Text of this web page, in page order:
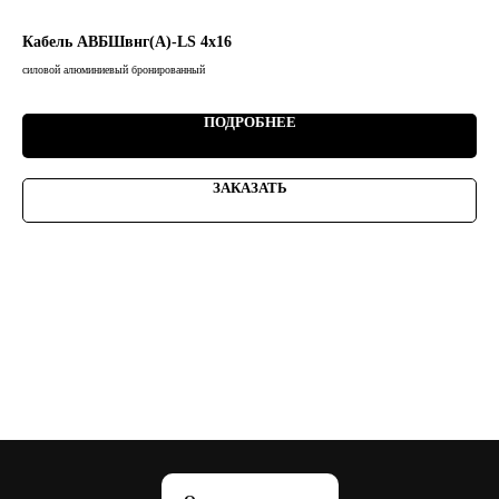
Кабель АВБШвнг(А)-LS 4х16
силовой алюминиевый бронированный
ПОДРОБНЕЕ
ЗАКАЗАТЬ